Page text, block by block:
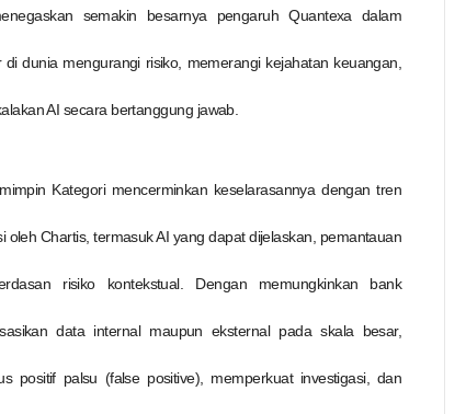
semakin besarnya pengaruh Quantexa dalam
dunia mengurangi risiko, memerangi kejahatan keuangan,
AI secara bertanggung jawab.
Kategori mencerminkan keselarasannya dengan tren
oleh Chartis, termasuk AI yang dapat dijelaskan, pemantauan
risiko kontekstual. Dengan memungkinkan bank
data internal maupun eksternal pada skala besar,
positif palsu (false positive), memperkuat investigasi, dan